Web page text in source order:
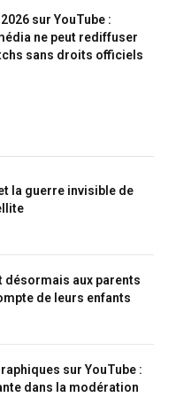
sur YouTube :
ne peut rediffuser
sans droits officiels
la guerre invisible de
désormais aux parents
de leurs enfants
sur YouTube :
dans la modération